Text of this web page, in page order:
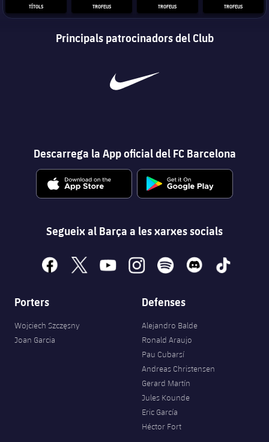
TÍTOLS TROFEUS TROFEUS TROFEUS
Principals patrocinadors del Club
Descarrega la App oficial del FC Barcelona
Segueix al Barça a les xarxes socials
facebook
x youtubeinstagramspotify discord tiktok
Porters
Wojciech Szczęsny
Joan Garcia
Defenses
Alejandro Balde
Ronald Araujo
Pau Cubarsí
Andreas Christensen
Gerard Martín
Jules Kounde
Eric García
Héctor Fort